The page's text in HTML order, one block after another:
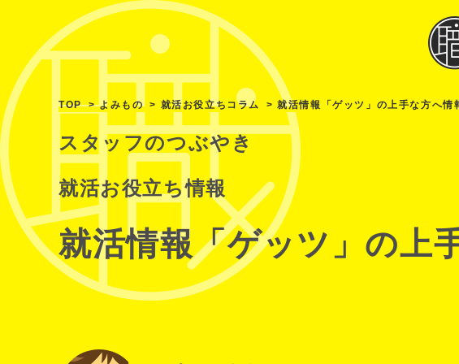
TOP よみもの 就活お役立ちコラム 就活情報「ゲッツ」の上手な方へ情
スタッフのつぶやき
就活お役立ち情報
就活情報「ゲッツ」の上